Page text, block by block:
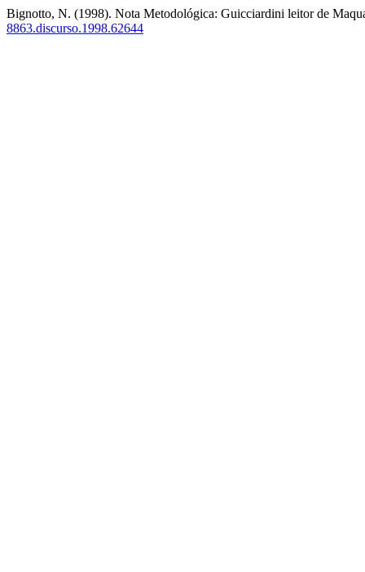
Bignotto, N. (1998). Nota Metodológica: Guicciardini leitor de
8863.discurso.1998.62644